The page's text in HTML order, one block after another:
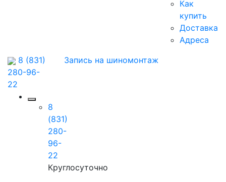
Как
купить
Доставка
Адреса
8 (831)
280-96-
22
8
(831)
280-
96-
22
Круглосуточно
Запись на шиномонтаж